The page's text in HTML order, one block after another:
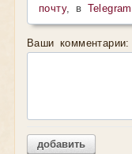
почту, в Telegram
Ваши комментарии:
добавить